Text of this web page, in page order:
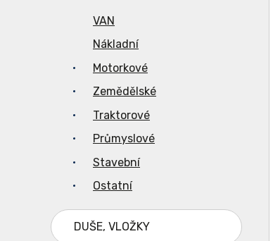
VAN
Nákladní
Motorkové
Zemědělské
Traktorové
Průmyslové
Stavební
Ostatní
DUŠE, VLOŽKY